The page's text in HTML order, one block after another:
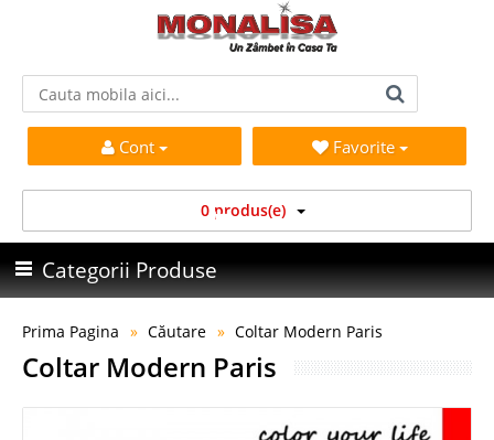
Cont Favorite
0 produs(e)
Categorii Produse
Prima Pagina Căutare Coltar Modern Paris
Coltar Modern Paris